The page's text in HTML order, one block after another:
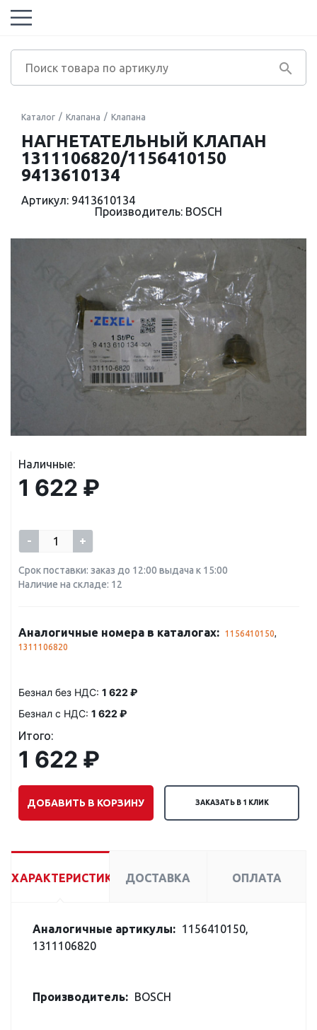
Каталог Клапана Клапана
НАГНЕТАТЕЛЬНЫЙ КЛАПАН
1311106820/1156410150
9413610134
Артикул: 9413610134
Производитель: BOSCH
Наличные:
1 622 ₽
- +
Срок поставки: заказ до 12:00 выдача к 15:00
Наличие на складе: 12
Аналогичные номера в каталогах: 1156410150,
1311106820
Безнал без НДС: 1 622 ₽
Безнал с НДС: 1 622 ₽
Итого:
1 622 ₽
ДОБАВИТЬ В КОРЗИНУ ЗАКАЗАТЬ В 1 КЛИК
ХАРАКТЕРИСТИКИ ДОСТАВКА ОПЛАТА
Аналогичные артикулы: 1156410150,
1311106820
Производитель: BOSCH